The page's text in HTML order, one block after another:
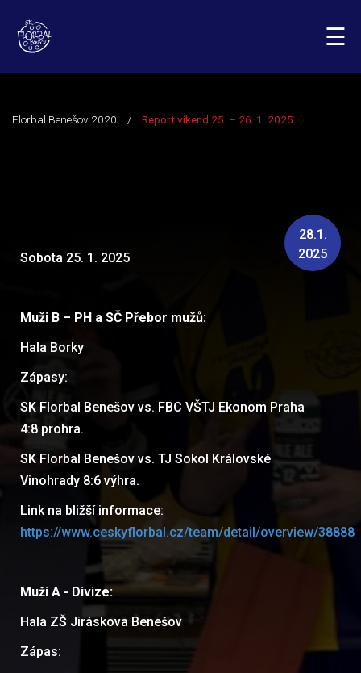
☰
28.1.
2025
Sobota 25. 1. 2025
Muži B – PH a SČ Přebor mužů:
Hala Borky
Zápasy:
SK Florbal Benešov vs. FBC VŠTJ Ekonom Praha
4:8 prohra.
SK Florbal Benešov vs. TJ Sokol Královské
Vinohrady 8:6 výhra.
Link na bližší informace:
https://www.ceskyflorbal.cz/team/detail/overview/38888
Muži A - Divize:
Hala ZŠ Jiráskova Benešov
Zápas: